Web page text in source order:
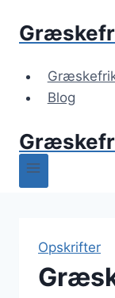
Blog
Opskrifter